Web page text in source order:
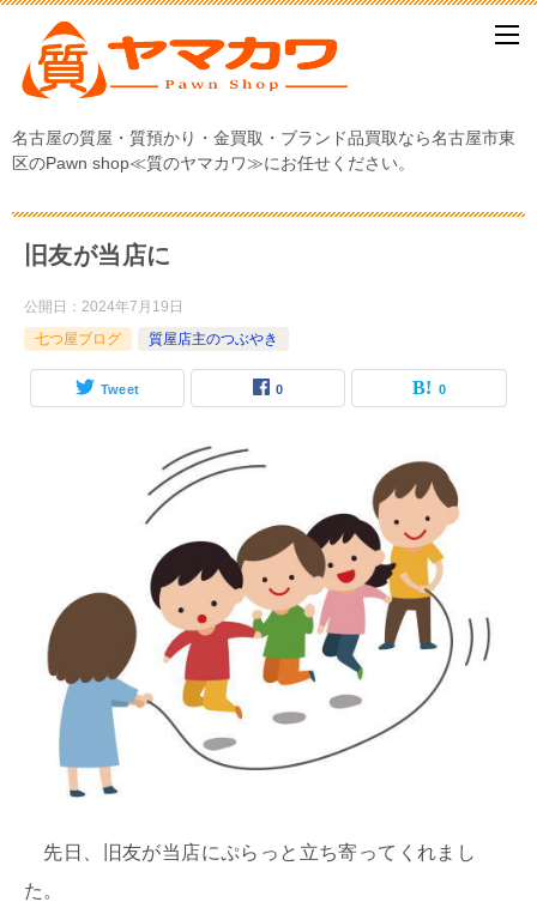
名古屋の質屋・質預かり・金買取・ブランド品買取なら名古屋市東
区のPawn shop≪質のヤマカワ≫にお任せください。
旧友が当店に
公開日： 2024年7月19日
七つ屋ブログ
質屋店主のつぶやき
Tweet 0 0
先日、旧友が当店にぷらっと立ち寄ってくれまし
た。